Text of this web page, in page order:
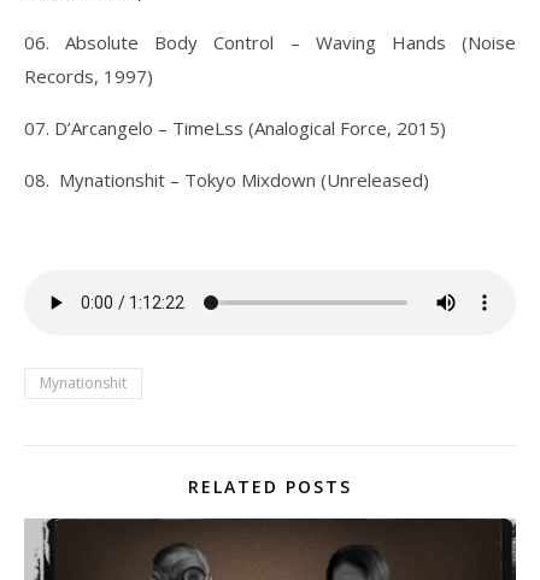
06. Absolute Body Control – Waving Hands (Noise
Records, 1997)
07. D’Arcangelo – TimeLss (Analogical Force, 2015)
08. Mynationshit – Tokyo Mixdown (Unreleased)
Mynationshit
RELATED POSTS